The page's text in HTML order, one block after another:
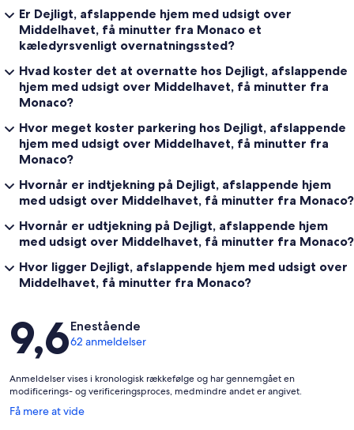
Er Dejligt, afslappende hjem med udsigt over
Middelhavet, få minutter fra Monaco et
kæledyrsvenligt overnatningssted?
Hvad koster det at overnatte hos Dejligt, afslappende
hjem med udsigt over Middelhavet, få minutter fra
Monaco?
Hvor meget koster parkering hos Dejligt, afslappende
hjem med udsigt over Middelhavet, få minutter fra
Monaco?
Hvornår er indtjekning på Dejligt, afslappende hjem
med udsigt over Middelhavet, få minutter fra Monaco?
Hvornår er udtjekning på Dejligt, afslappende hjem
med udsigt over Middelhavet, få minutter fra Monaco?
Hvor ligger Dejligt, afslappende hjem med udsigt over
Middelhavet, få minutter fra Monaco?
Anmeldelser
9,6Enestående
62 anmeldelser
Anmeldelser vises i kronologisk rækkefølge og har gennemgået en
modificerings- og verificeringsproces, medmindre andet er angivet.
Få mere at vide
Åbner